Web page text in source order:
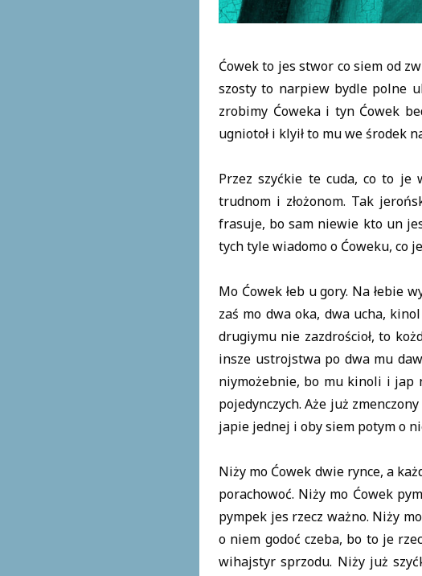
Ćowek to jes stwor co siem od
szosty to narpiew bydle polne
zrobimy Ćoweka i tyn Ćowek
ugniotoł i klyił to mu we środek
Przez szyćkie te cuda, co to je
trudnom i złożonom. Tak
frasuje, bo sam niewie kto un
tych tyle wiadomo o Ćoweku, co
Mo Ćowek łeb u gory. Na łebie
zaś mo dwa oka, dwa ucha,
drugiymu nie zazdrościoł, to
insze ustrojstwa po dwa mu
niymożebnie, bo mu kinoli i jap
pojedynczych. Aże już
japie jednej i oby siem potym o
Niży mo Ćowek dwie rynce, a
porachowoć. Niży mo Ćowek
pympek jes rzecz ważno. Niży
o niem godoć czeba, bo to je
wihajstyr sprzodu. Niży już